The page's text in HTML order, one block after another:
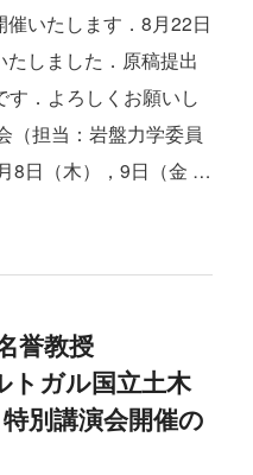
いたします．8月22日
しました．原稿提出
．よろしくお願いし
担当：岩盤力学委員
8日（木），9日（金 …
誉教授
トガル国立土木
別講演会開催の